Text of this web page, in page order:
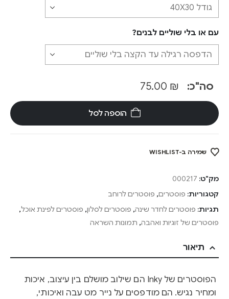
עם או בלי שוליים לבנים?
סה"כ: ₪
הוספה לסל
שמירה ב-WISHLIST
מק"ט: 000217
קטגוריות: פוסטרים, פוסטרים לרוחב
תגיות: פוסטרים לחדר שינה, פוסטרים לסלון, פוסטרים לפינת אוכל,
פוסטרים של זוגיות ואהבה, תמונות השראה
תיאור
הפוסטרים של Inky הם שילוב מושלם בין עיצוב, איכות
ומחיר נגיש. הם מודפסים על נייר מט עבה ואיכותי,